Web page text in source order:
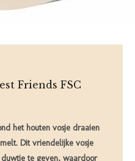
Friends FSC
het houten vosje draaien
Dit vriendelijke vosje
te geven, waardoor